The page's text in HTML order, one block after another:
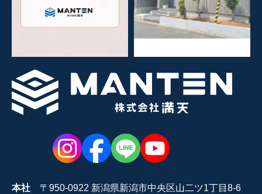
本社 〒950-0922 新潟県新潟市中央区山二ツ1丁目8-6